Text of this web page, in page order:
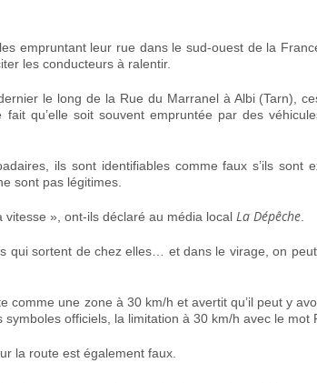
empruntant leur rue dans le sud-ouest de la
les conducteurs à ralentir.
le long de la Rue du Marranel à Albi (Tarn),
qu’elle soit souvent empruntée par des
ils sont identifiables comme faux s’ils sont
sont pas légitimes.
vitesse », ont-ils déclaré au média local La Dépêche
qui sortent de chez elles… et dans le virage, on
comme une zone à 30 km/h et avertit qu’il peut y
officiels, la limitation à 30 km/h avec le mot
la route est également faux.